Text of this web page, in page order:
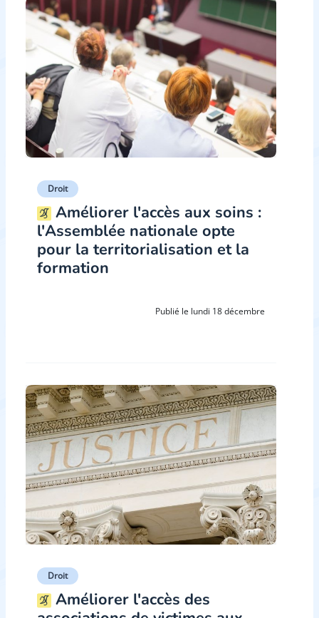
Droit
Améliorer l'accès aux soins :
l'Assemblée nationale opte
pour la territorialisation et la
formation
Publié le lundi 18 décembre
Droit
Améliorer l'accès des